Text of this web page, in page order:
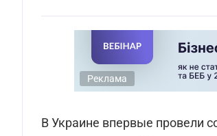
Реклама
В Украине впервые провели